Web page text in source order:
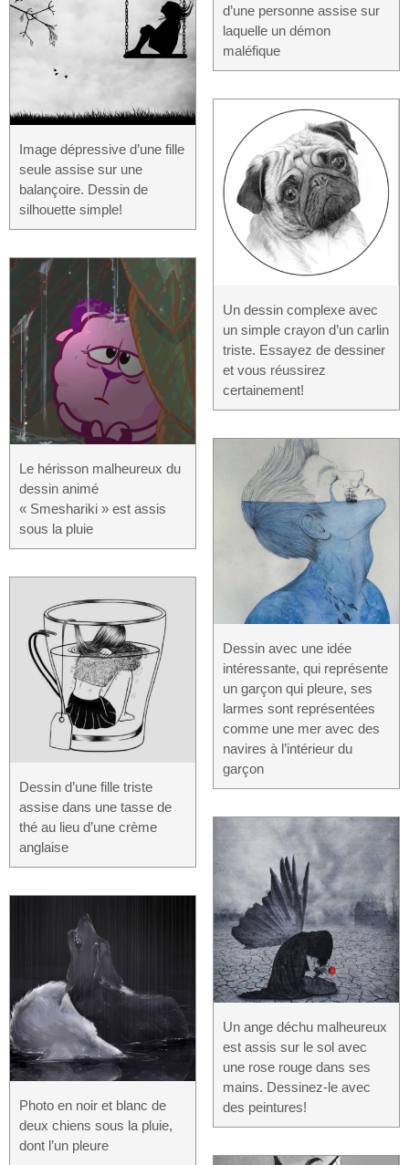
Image dépressive d’une fille
seule assise sur une
balançoire. Dessin de
silhouette simple!
Le hérisson malheureux du
dessin animé
« Smeshariki » est assis
sous la pluie
Dessin d’une fille triste
assise dans une tasse de
thé au lieu d’une crème
anglaise
Photo en noir et blanc de
deux chiens sous la pluie,
dont l’un pleure
d’une personne assise sur
laquelle un démon
maléfique
Un dessin complexe avec
un simple crayon d’un carlin
triste. Essayez de dessiner
et vous réussirez
certainement!
Dessin avec une idée
intéressante, qui représente
un garçon qui pleure, ses
larmes sont représentées
comme une mer avec des
navires à l’intérieur du
garçon
Un ange déchu malheureux
est assis sur le sol avec
une rose rouge dans ses
mains. Dessinez-le avec
des peintures!